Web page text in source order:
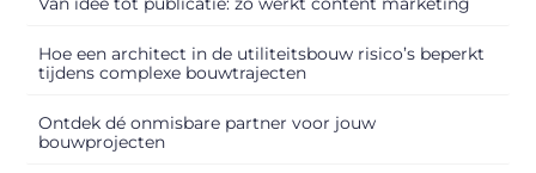
Hoe een architect in de utiliteitsbouw risico’s beperkt
tijdens complexe bouwtrajecten
Ontdek dé onmisbare partner voor jouw
bouwprojecten